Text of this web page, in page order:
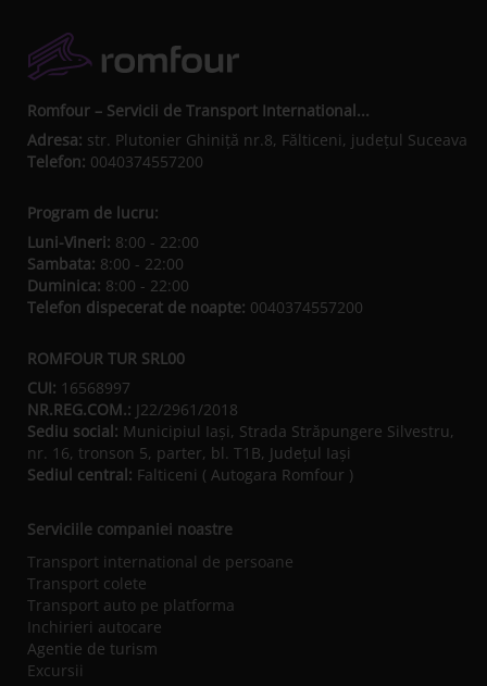
Romfour – Servicii de Transport International...
Adresa: str. Plutonier Ghiniţă nr.8, Fălticeni, judeţul Suceava
Telefon: 0040374557200
Program de lucru:
Luni-Vineri: 8:00 - 22:00
Sambata: 8:00 - 22:00
Duminica: 8:00 - 22:00
Telefon dispecerat de noapte: 0040374557200
ROMFOUR TUR SRL00
CUI: 16568997
NR.REG.COM.: J22/2961/2018
Sediu social: Municipiul Iaşi, Strada Străpungere Silvestru,
nr. 16, tronson 5, parter, bl. T1B, Județul Iaşi
Sediul central: Falticeni ( Autogara Romfour )
Serviciile companiei noastre
Transport international de persoane
Transport colete
Transport auto pe platforma
Inchirieri autocare
Agentie de turism
Excursii